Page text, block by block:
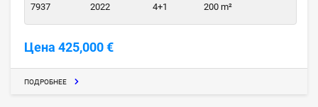
7937
2022
4+1
200 m²
Цена 425,000 €
ПОДРОБНЕЕ